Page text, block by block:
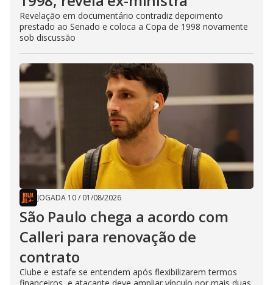
Revelação em documentário contradiz depoimento
prestado ao Senado e coloca a Copa de 1998 novamente
sob discussão
JOGADA 10/ 01/08/2026
São Paulo chega a acordo com
Calleri para renovação de
contrato
Clube e estafe se entendem após flexibilizarem termos